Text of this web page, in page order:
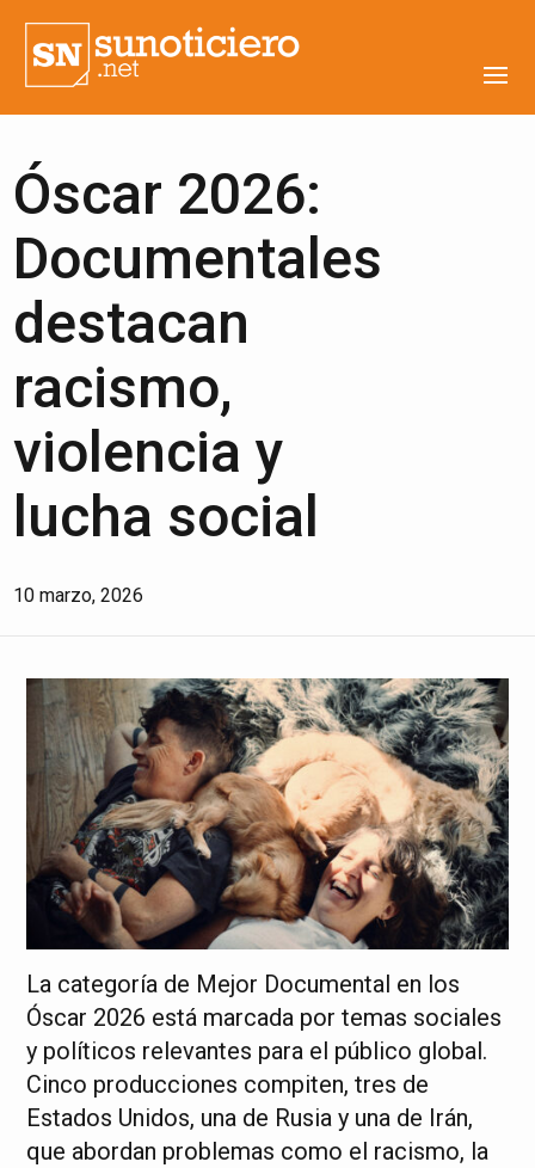
Óscar 2026:
Documentales
destacan
racismo,
violencia y
lucha social
10 marzo, 2026
La categoría de Mejor Documental en los
Óscar 2026 está marcada por temas sociales
y políticos relevantes para el público global.
Cinco producciones compiten, tres de
Estados Unidos, una de Rusia y una de Irán,
que abordan problemas como el racismo, la